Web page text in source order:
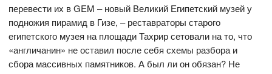
перевести их в GEM – новый Великий Египетский музей у
подножия пирамид в Гизе, – реставраторы старого
египетского музея на площади Тахрир сетовали на то, что
«англичанин» не оставил после себя схемы разбора и
сбора массивных памятников. А был ли он обязан? Не